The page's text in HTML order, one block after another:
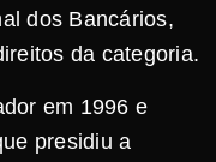
dos Bancários,
da categoria.
em 1996 e
presidiu a